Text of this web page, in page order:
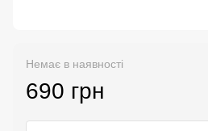
Немає в наявності
690 грн